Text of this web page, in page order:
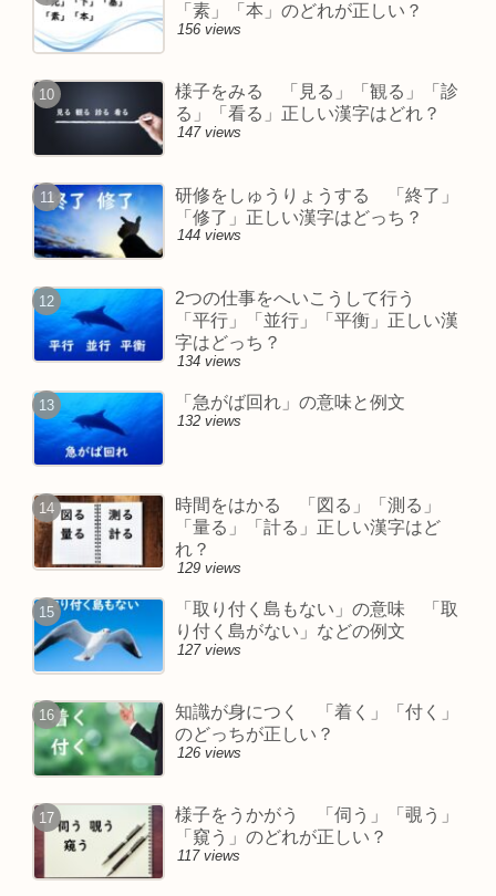
「素」「本」のどれが正しい？
156 views
様子をみる 「見る」「観る」「診
る」「看る」正しい漢字はどれ？
147 views
研修をしゅうりょうする 「終了」
「修了」正しい漢字はどっち？
144 views
2つの仕事をへいこうして行う
「平行」「並行」「平衡」正しい漢
字はどっち？
134 views
「急がば回れ」の意味と例文
132 views
時間をはかる 「図る」「測る」
「量る」「計る」正しい漢字はど
れ？
129 views
「取り付く島もない」の意味 「取
り付く島がない」などの例文
127 views
知識が身につく 「着く」「付く」
のどっちが正しい？
126 views
様子をうかがう 「伺う」「覗う」
「窺う」のどれが正しい？
117 views